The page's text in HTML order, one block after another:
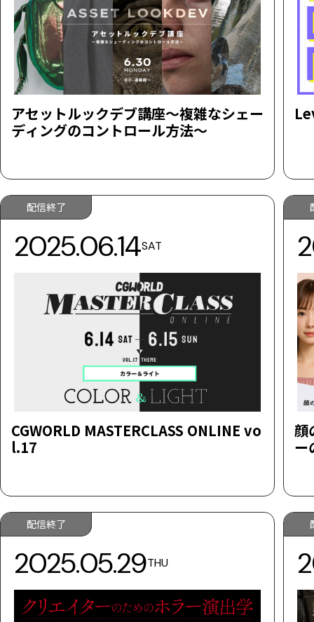
アセットルックデブ講座～複雑なシェー
ディングのコントロール方法～
配信終了
2025.06.14SAT
CGWORLD MASTERCLASS ONLINE vo
l.17
顔
ー
配信終了
2025.05.29THU